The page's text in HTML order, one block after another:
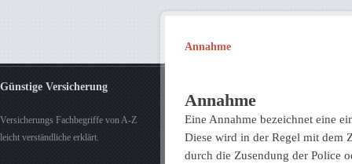
Günstige Versicherung
Versicherungs Fachbegriffe von A-Z
leicht verständliche erklärt.
Annahme
Annahme
Eine Annahme bezeichnet eine
Diese wird in der Regel mit dem
durch die Zusendung der Police